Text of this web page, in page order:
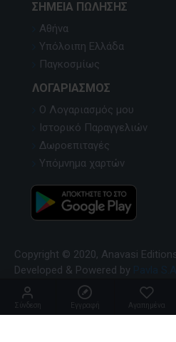
ΣΗΜΕΊΑ ΠΏΛΗΣΗΣ
Αθήνα
Υπόλοιπη Ελλάδα
Παγκοσμίως
ΛΟΓΑΡΙΑΣΜΌΣ
Ο Λογαριασμός μου
Ιστορικό Παραγγελιών
Δωροεπιταγές
Υπόμνημα χαρτών
Copyright © 2020, Anavasi
Developed & Powered by
Σύνδεση Εγγραφή Αγαπημένα